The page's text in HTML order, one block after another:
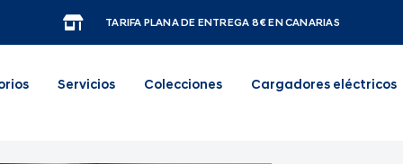
TARIFA PLANA DE ENTREGA 8€ EN CANARIAS
Servicios Colecciones Cargadores eléctricos